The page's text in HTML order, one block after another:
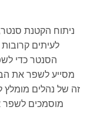
ניתוח הקטנת
לעיתים
הסנטר כדי
מסייע לשפר את
זה של נהלים מומלץ
מוסמכים לשפר